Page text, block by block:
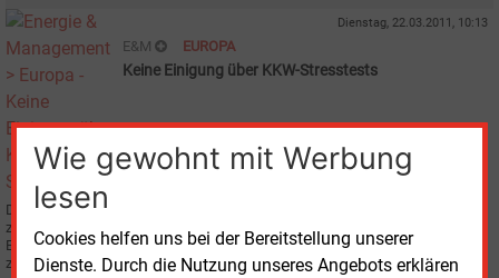
Wie gewohnt mit Werbung
lesen
Cookies helfen uns bei der Bereitstellung unserer
Dienste. Durch die Nutzung unseres Angebots erklären
Dienstag, 22.03.2011, 10:13
E&M EUROPA
Keine Einigung über KKW-Stresstests
Die europäischen Kernkraftwerke sollen bis zum Jahresende einer
zusätzlichen Sicherheitsüberprüfung unterzogen werden. Über die
Einzelheiten herrscht allerdings auch nach einem Sondertreffen der
zuständigen Minister der EU-Mitgliedsstaaten Unklarheit.